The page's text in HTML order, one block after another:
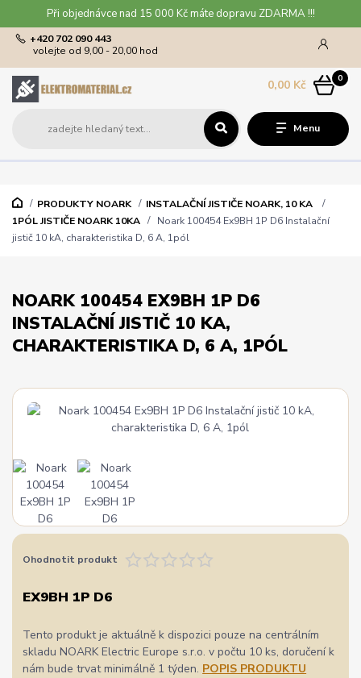
Při objednávce nad 15 000 Kč máte dopravu ZDARMA !!!
Menu
+420 702 090 443
volejte od 9,00 - 20,00 hod
0
0,00 Kč
PRODUKTY NOARK
INSTALAČNÍ JISTIČE NOARK, 10 KA
1PÓL JISTIČE NOARK 10KA
Noark 100454 Ex9BH 1P D6 Instalační
jistič 10 kA, charakteristika D, 6 A, 1pól
NOARK 100454 EX9BH 1P D6
INSTALAČNÍ JISTIČ 10 KA,
CHARAKTERISTIKA D, 6 A, 1PÓL
Ohodnotit produkt
EX9BH 1P D6
Tento produkt je aktuálně k dispozici pouze na centrálním
skladu NOARK Electric Europe s.r.o. v počtu 10 ks, doručení k
nám bude trvat minimálně 1 týden. POPIS PRODUKTU